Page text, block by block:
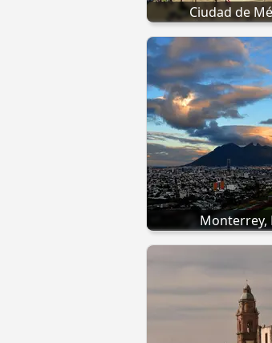
Ciudad de
Monterrey,